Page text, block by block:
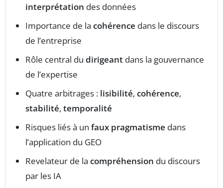
interprétation des données
Importance de la cohérence dans le discours
de l’entreprise
Rôle central du dirigeant dans la gouvernance
de l’expertise
Quatre arbitrages : lisibilité, cohérence,
stabilité, temporalité
Risques liés à un faux pragmatisme dans
l’application du GEO
Revelateur de la compréhension du discours
par les IA